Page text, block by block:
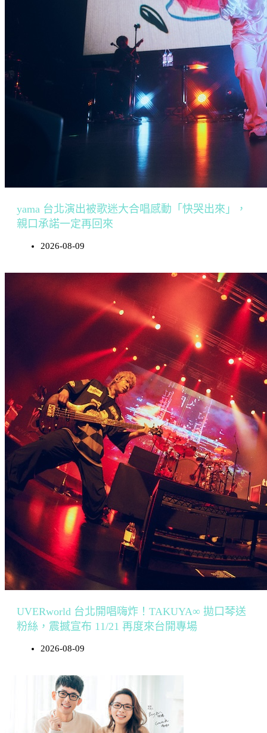
yama 台北演出被歌迷大合唱感動「快哭出來」，
親口承諾一定再回來
2026-08-09
UVERworld 台北開唱嗨炸！TAKUYA∞ 拋口琴送
粉絲，震撼宣布 11/21 再度來台開專場
2026-08-09